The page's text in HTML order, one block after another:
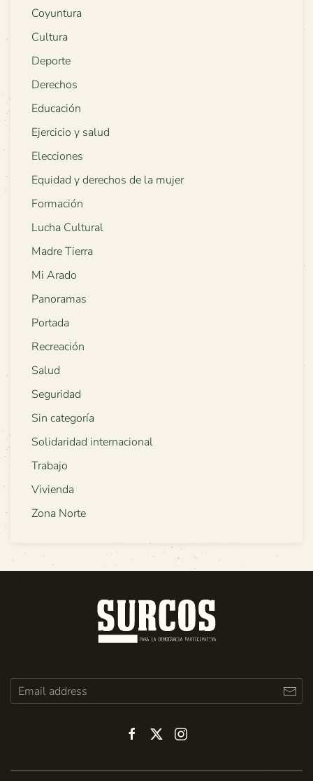
Coyuntura
Cultura
Deporte
Derechos
Educación
Ejercicio y salud
Elecciones
Equidad y derechos de la mujer
Formación
Lucha Cultural
Madre Tierra
Mi Arado
Panoramas
Portada
Recreación
Salud
Seguridad
Sin categoría
Solidaridad internacional
Trabajo
Vivienda
Zona Norte